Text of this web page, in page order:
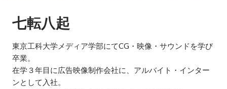
七転八起
東京工科大学メディア学部にてCG・映像・サウンドを学び
卒業。
在学３年目に広告映像制作会社に、アルバイト・インター
ンとして入社。